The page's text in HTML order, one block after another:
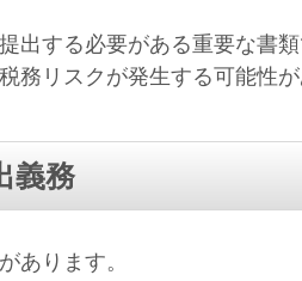
する必要がある重要な書類
リスクが発生する可能性
義務
あります。